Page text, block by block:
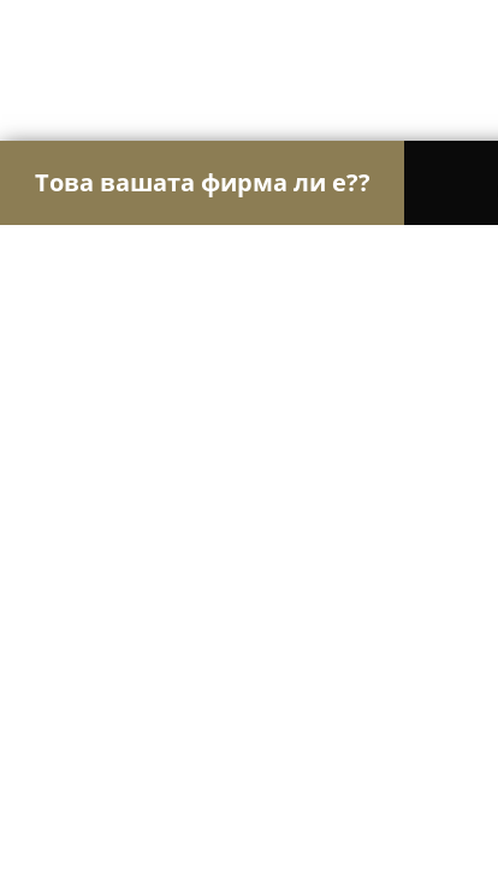
Това вашата фирма ли е??